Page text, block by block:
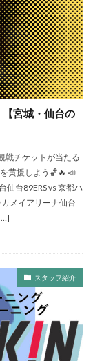
【宮城・仙台の
戦チケットが当たる
黄援しよう🏀🔥 📣
台89ERS vs 京都ハ
メイアリーナ仙台
スタッフ紹介